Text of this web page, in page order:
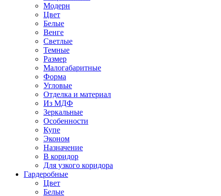
Модерн
Цвет
Белые
Венге
Светлые
Темные
Размер
Малогабаритные
Форма
Угловые
Отделка и материал
Из МДФ
Зеркальные
Особенности
Купе
Эконом
Назначение
В коридор
Для узкого коридора
Гардеробные
Цвет
Белые